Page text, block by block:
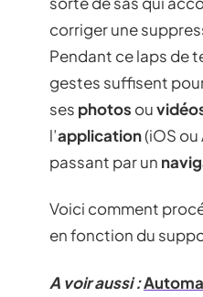
corriger une
Pendant ce laps de
gestes suffisent
ses photos ou
l’application(iOS ou
passant par un
Voici comment
en fonction du
A voir aussi :